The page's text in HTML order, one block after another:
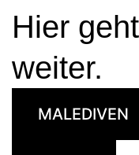
Hier
weiter.
MALEDIVEN